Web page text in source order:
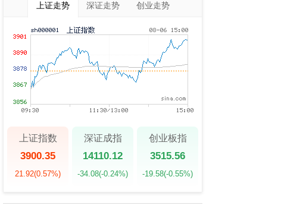
上证走势 深证走势 创业走势
上证指数
3900.35
21.92(0.57%)
深证成指
14110.12
-34.08(-0.24%)
创业板指
3515.56
-19.58(-0.55%)